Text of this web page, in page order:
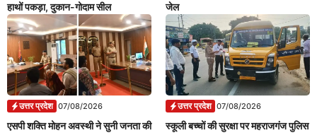
हाथों पकड़ा, दुकान-गोदाम सील
जेल
उत्तर प्रदेश 07/08/2026
एसपी शक्ति मोहन अवस्थी ने सुनी जनता की
उत्तर प्रदेश 07/08/2026
स्कूली बच्चों की सुरक्षा पर महराजगंज पुलिस